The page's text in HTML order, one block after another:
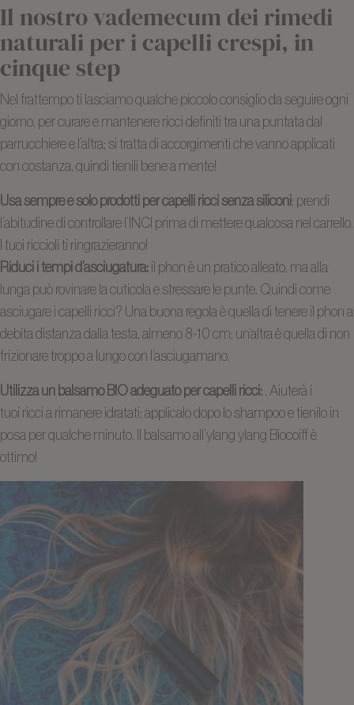
Il nostro vademecum dei rimedi
naturali per i capelli crespi, in
cinque step
Nel frattempo ti lasciamo qualche piccolo consiglio da seguire ogni
giorno, per curare e mantenere ricci definiti tra una puntata dal
parrucchiere e l’altra; si tratta di accorgimenti che vanno applicati
con costanza, quindi tienili bene a mente!
Usa sempre e solo prodotti per capelli ricci senza siliconi: prendi
l’abitudine di controllare l’INCI prima di mettere qualcosa nel carrello.
I tuoi riccioli ti ringrazieranno!
Riduci i tempi d’asciugatura: il phon è un pratico alleato, ma alla
lunga può rovinare la cuticola e stressare le punte. Quindi come
asciugare i capelli ricci? Una buona regola è quella di tenere il phon a
debita distanza dalla testa, almeno 8-10 cm; un’altra è quella di non
frizionare troppo a lungo con l’asciugamano.
Utilizzaun balsamo BIO adeguato per capelli ricci: . Aiuterà i
tuoi ricci a rimanere idratati; applical odopo lo shampoo e tienil o in
posa per qualche minuto.
Il balsamo all’ylang ylang Biocoiff è
ottimo!